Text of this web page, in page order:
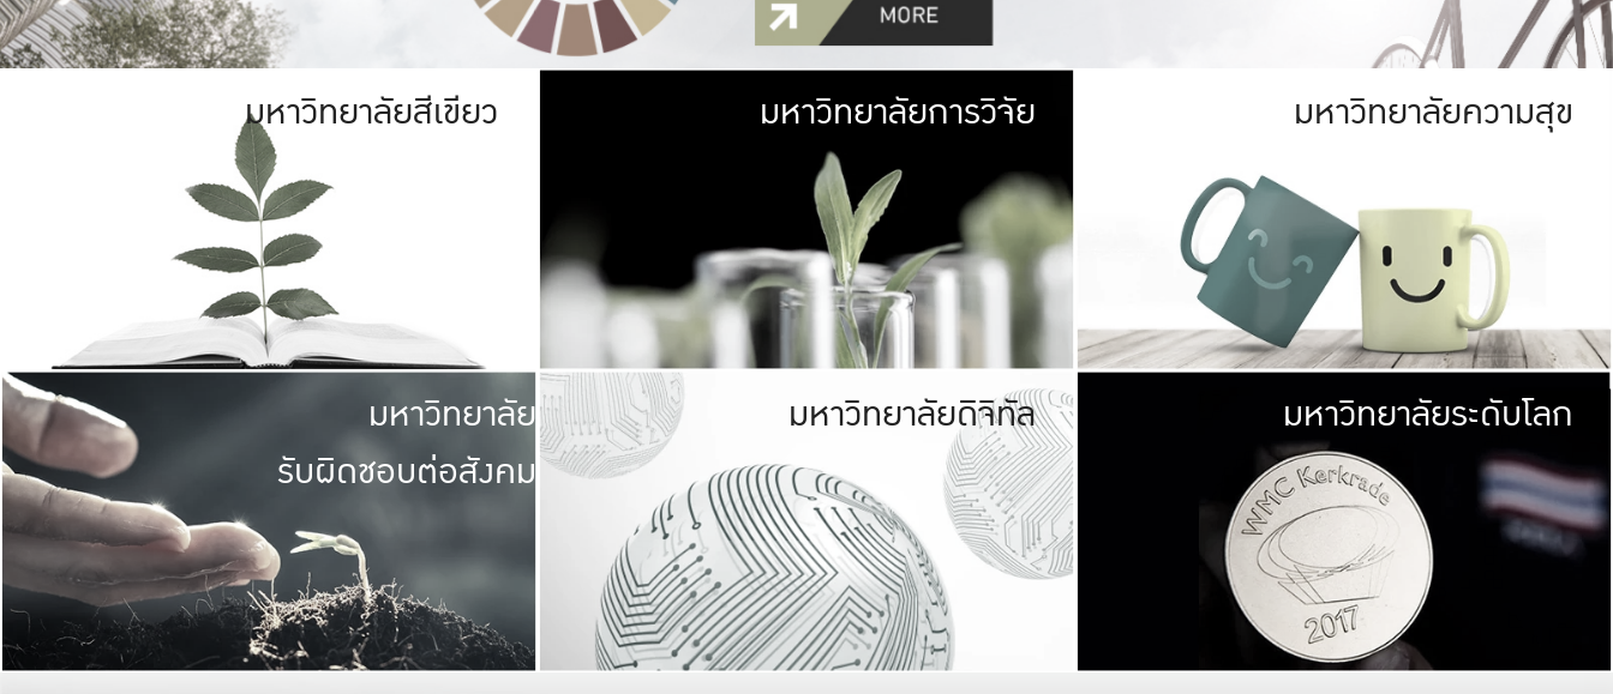
มหาวิทยาลัยสีเขียว มหาวิทยาลัย
เกษตรศาสตร์ มีพื้นที่เขียวสดใส หนาแน่น
เป็นป่าในเมือง (URBAN FOREST)
เกษตรในเมือง (URBAN AGRICULTURE)
ที่นับรวมกันได้ประมาณ 1,400 ไร่
มหาวิทยาลัยการวิจัย มหาวิทยาลัย
ให้กับประชาชน
มหาวิทยาลัยความสุข
มหาวิทยาลัย
รับผิดชอบต่อสังคม
มหาวิทยาลัยรับผิดชอบต่อสังคม
ร่วมมือกับชุมชน เพื่อความกินดีอยู่ดี
และความสุขอย่างยั่งยืน
มองปัญหาในภาพกว้าง
แก้ไขจากปัญหาจุดเล็กๆ
มหาวิทยาลัยดิจิทัล มหาวิทยา
พร้อมที่จ
และผลักดันในการใช้ระบบส
เพื่อการทำงานแ
มหาวิทยาลัยระดับโลก